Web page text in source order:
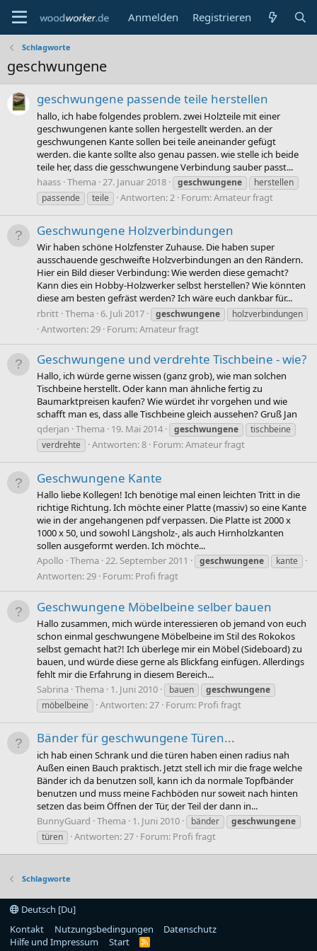
Anmelden Registrieren
Schlagworte
geschwungene
geschwungene passende teile herstellen
hallo, ich habe folgendes problem. zwei Holzteile mit einer
geschwungenen kante sollen hergestellt werden. an der
geschwungenen Kante sollen bei teile aneinander gefügt
werden. die kante sollte also genau passen. wie stelle ich beide
teile her, dass die gesschwungene Verbindung sauber passt...
haass Thema 27. Januar 2018 geschwungene
herstellen
passende
teile Antworten: 2 Forum:Amateur fragt
Geschwungene Holzverbindungen
Wir haben schöne Holzfenster Zuhause. Die haben super
ausschauende geschweifte Holzverbindungen an den Rändern.
Hier ein Bild dieser Verbindung: Wie werden diese gemacht?
Kann dies ein Hobby-Holzwerker selbst herstellen? Wie könnten
diese am besten gefräst werden? Ich wäre euch dankbar für...
rbritt Thema 6. Juli 2017 geschwungene holzverbindungen
Antworten: 29 Forum:Amateur fragt
Geschwungene und verdrehte Tischbeine - wie?
Hallo, ich würde gerne wissen (ganz grob), wie man solchen
Tischbeine herstellt. Oder kann man ähnliche fertig zu
Baumarktpreisen kaufen? Wie würdet ihr vorgehen und wie
schafft man es, dass alle Tischbeine gleich aussehen? Gruß Jan
qderjan Thema 19. Mai 2014 geschwungene
tischbeine
verdrehte
Antworten: 8 Forum:Amateur fragt
Geschwungene Kante
Hallo liebe Kollegen! Ich benötige mal einen leichten Tritt in die
richtige Richtung. Ich möchte einer Platte (massiv) so eine Kante
wie in der angehangenen pdf verpassen. Die Platte ist 2000 x
1000 x 50, und sowohl Längsholz-, als auch Hirnholzkanten
sollen ausgeformt werden. Ich möchte...
Apollo Thema 22. September 2011 geschwungene kante
Antworten: 29 Forum: Profi fragt
Geschwungene Möbelbeine selber bauen
Hallo zusammen, mich würde interessieren ob jemand von euch
schon einmal geschwungene Möbelbeine im Stil des Rokokos
selbst gemacht hat?! Ich überlege mir ein Möbel (Sideboard) zu
bauen, und würde diese gerne als Blickfang einfügen. Allerdings
fehlt mir die Erfahrung in diesem Bereich...
Sabrina Thema 1. Juni 2010 bauen
geschwungene
möbelbeine
Antworten: 27 Forum: Profi fragt
Bänder für geschwungene Türen...
ich hab einen Schrank und die türen haben einen radius nah
Außen einen Bauch praktisch. Jetzt stell ich mir die frage welche
Bänder ich da benutzen soll, kann ich da normale Topfbänder
benutzen und muss meine Fachböden nur soweit nach hinten
setzen das beim Öffnen der Tür, der Teil der dann in...
BunnyGuard Thema 1. Juni 2010 bänder
geschwungene
türen
Antworten: 27 Forum: Profi fragt
Schlagworte
Deutsch [Du]
Kontakt
Nutzungsbedingungen
Datenschutz
Hilfe und Impressum
Start
R